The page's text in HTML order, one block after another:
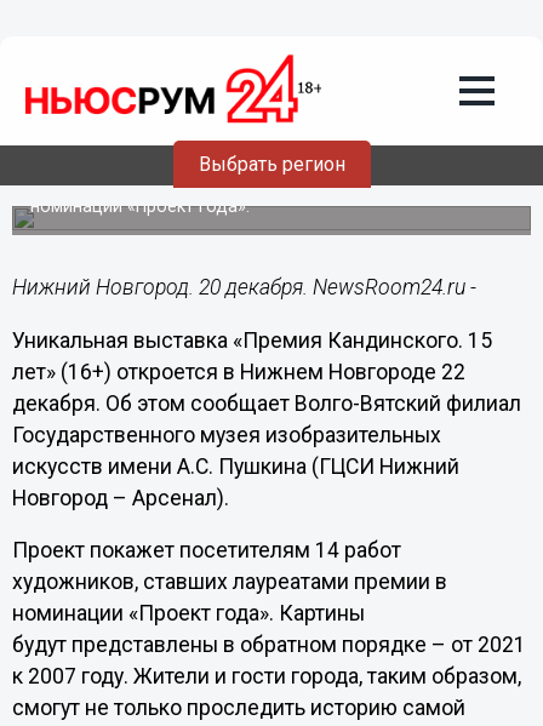
Выбрать регион
Выставка «Премия Кандинского. 15
лет» откроется в нижегородском
Арсенале 22 декабря
Посетители смогут увидеть работы победителей в
номинации «Проект года».
Нижний Новгород. 20 декабря. NewsRoom24.ru -
Уникальная выставка «Премия Кандинского. 15
лет» (16+) откроется в Нижнем Новгороде 22
декабря. Об этом сообщает Волго-Вятский филиал
Государственного музея изобразительных
искусств имени А.С. Пушкина (ГЦСИ Нижний
Новгород – Арсенал).
Проект покажет посетителям 14 работ
художников, ставших лауреатами премии в
номинации «Проект года». Картины
будут представлены в обратном порядке – от 2021
к 2007 году. Жители и гости города, таким образом,
смогут не только проследить историю самой